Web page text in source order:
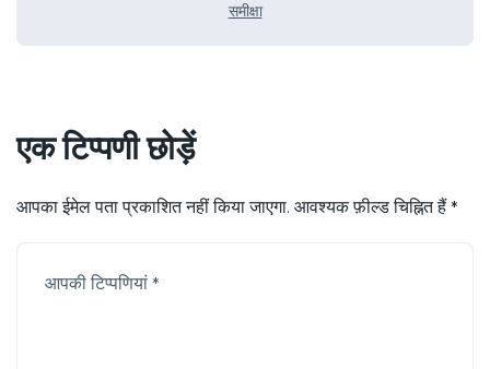
समीक्षा
एक टिप्पणी छोड़ें
आपका ईमेल पता प्रकाशित नहीं किया जाएगा. आवश्यक फ़ील्ड चिह्नित हैं*